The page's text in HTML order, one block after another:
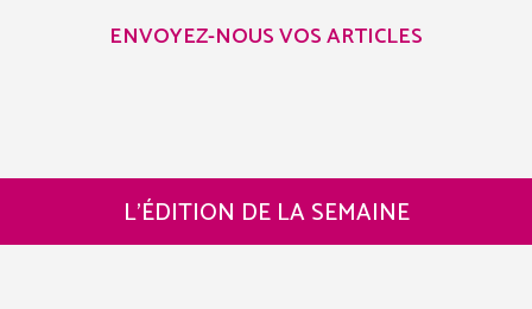
ENVOYEZ-NOUS VOS ARTICLES
L’ÉDITION DE LA SEMAINE